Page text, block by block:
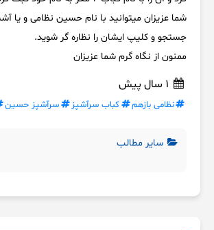
جستجو و کلیپ ایشان را نظاره گر شوید.
ممنون از نگاه گرم شما عزیزان
نظامی بازهم کباب سرآشپز سرآشپز حسین
سایر مطالب